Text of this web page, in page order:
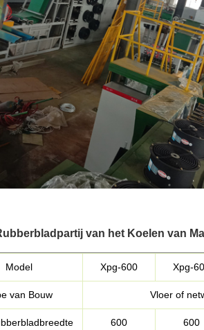
van het Koelen van
Model Xpg-600 Xpg-
van Bouw Vloer of
600 600